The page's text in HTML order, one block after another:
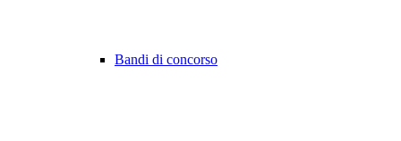
Bandi di concorso